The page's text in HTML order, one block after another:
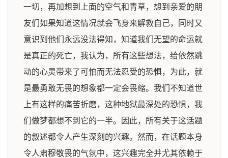
一切，再加想到上面的空气和青草，想到亲爱的朋
友们如果知道这情况就会飞身来解救自己，同时又
意识到他们永远没法得知，知道我们无望的命运就
是真正的死亡，我认为，所有这些想法，给依然跳
动的心灵带来了可怕而无法忍受的恐惧，为此，就
是最勇敢无畏的想象都一定会畏缩。我们不知道世
上有这样的痛苦折磨，这种地狱最深处的恐惧，我
们做梦都想不到它的一半。因此，所有关于这话题
的叙述都令人产生深刻的兴趣。然而，在话题本身
令人肃穆敬畏的气氛中，这兴趣完全并尤其依赖于